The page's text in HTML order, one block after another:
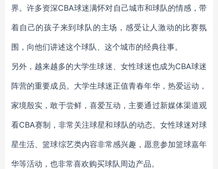
界。许多资深CBA球迷满怀对自己城市和球队的情感，带
着自己的孩子来到球队的主场，感受让人激动的比赛氛
围，向他们讲述这个球队、这个城市的经典往事。
另外，越来越多的大学生球迷、女性球迷也成为CBA球迷
阵营的重要成员。大学生球迷正值青春年华，热爱运动，
家境殷实，敢于尝鲜，喜爱互动，主要通过新媒体渠道观
看CBA赛制，非常关注球星和球队的动态。女性球迷对球
星生活、篮球综艺类内容非常感兴趣，愿意参加篮球嘉年
华等活动，也非常喜欢购买球队周边产品。